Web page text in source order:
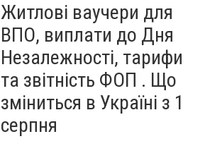
Житлові ваучери для
ВПО, виплати до Дня
Незалежності, тарифи
та звітність ФОП . Що
зміниться в Україні з 1
серпня